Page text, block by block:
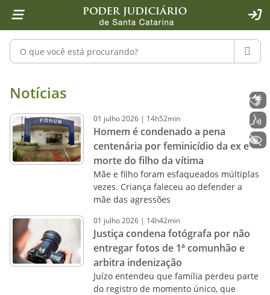
1 Ir para o conteúdo
2 Ir para a ferramenta de acessibilidade - Rybená
4 Ir para o menu principal
5 Ir para a pesquisa
6 Ir para o rodapé
7 Ir para a página inicial
Pesquisar no portal
Notícias - Imprensa - Poder
Notícias
01 julho2026 | 14h52min
Homem é condenado a pena
centenária por feminicídio da ex e
morte do filho da vítima
Mãe e filho foram esfaqueados múltiplas
vezes. Criança faleceu ao defender a
mãe das agressões
01 julho2026 | 14h42min
Justiça condena fotógrafa por não
entregar fotos de 1ª comunhão e
arbitra indenização
Juízo entendeu que família perdeu parte
do registro de momento único, que
+ Acessibilidade